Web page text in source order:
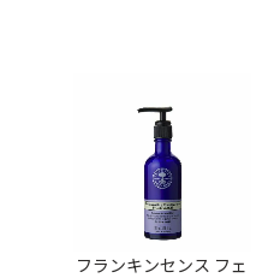
フランキンセンス フェ